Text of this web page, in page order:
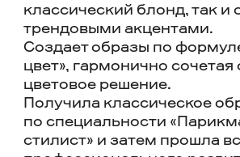
классический блонд, так и
трендовыми акцентами.
Создает образы по
цвет», гармонично сочетая
цветовое решение.
Получила классическое
по специальности
стилист» и затем прошла